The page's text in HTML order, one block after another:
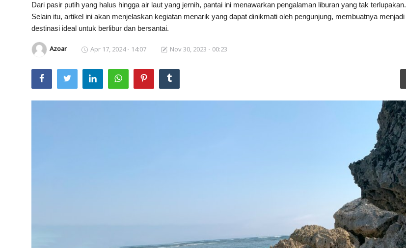
Alam Bali
Dari pasir putih yang halus hingga air laut yang jernih, pantai ini menawarkan pengalaman liburan yang tak terlupakan.
Selain itu, artikel ini akan menjelaskan kegiatan menarik yang dapat dinikmati oleh pengunjung, membuatnya menjadi
destinasi ideal untuk berlibur dan bersantai.
Azoar Apr 17, 2024 - 14:07 Nov 30, 2023 - 00:23